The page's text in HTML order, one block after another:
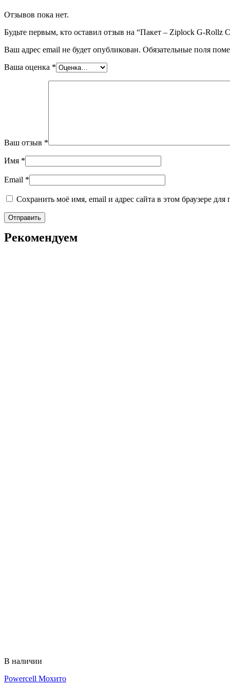
Отзывов пока нет.
Будьте первым, кто оставил отзыв на “Пакет – Ziplock G-Rollz
Ваш адрес email не будет опубликован. Обязательные поля
Ваша оценка *
Ваш отзыв *
Имя *
Email *
Сохранить моё имя, email и адрес сайта в этом браузере
Рекомендуем
В наличии
Powercell Мохито